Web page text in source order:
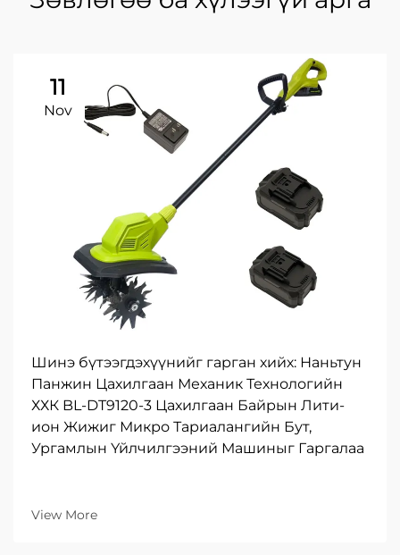
11
Nov
Шинэ бүтээгдэхүүнийг гарган хийх: Наньтун
Панжин Цахилгаан Механик Технологийн
ХХК BL-DT9120-3 Цахилгаан Байрын Лити-
ион Жижиг Микро Тариалангийн Бут,
Ургамлын Үйлчилгээний Машиныг Гаргалаа
View More